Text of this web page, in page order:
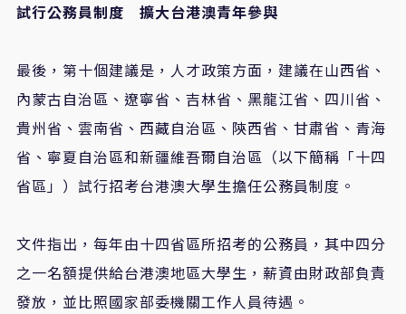
試行公務員制度 擴大台港澳青年參與
最後，第十個建議是，人才政策方面，建議在山西省、
內蒙古自治區、遼寧省、吉林省、黑龍江省、四川省、
貴州省、雲南省、西藏自治區、陝西省、甘肅省、青海
省、寧夏自治區和新疆維吾爾自治區（以下簡稱「十四
省區」）試行招考台港澳大學生擔任公務員制度。
文件指出，每年由十四省區所招考的公務員，其中四分
之一名額提供給台港澳地區大學生，薪資由財政部負責
發放，並比照國家部委機關工作人員待遇。